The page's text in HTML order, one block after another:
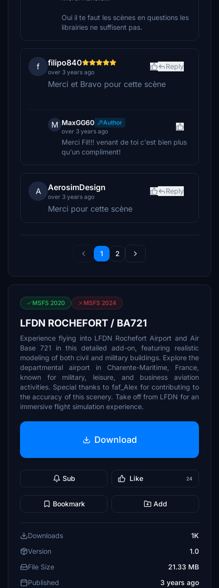
Oui il te faut les scènes en questions les
librairies ne suffisent pas.
f filipo840
over 3 years ago
Reply
Merci et Bravo pour cette scène
M MaxGG60
Author
over 3 years ago
Merci Fil!!! venant de toi c'est bien plus
qu'un compliment!
A AerosimDesign
over 3 years ago
Reply
Merci pour cette scène
1 2
MSFS 2020 MSFS 2024
LFDN ROCHEFORT / BA721
Experience flying into LFDN Rochefort Airport and Air
Base 721 in this detailed add-on, featuring realistic
modeling of both civil and military buildings. Explore the
departmental airport in Charente-Maritime, France,
known for military, leisure, and business aviation
activities. Special thanks to faf_Alex for contributing to
the accuracy of this scenery. Take off from LFDN for an
immersive flight simulation experience.
Download
Sub Like 24
Bookmark Add
Downloads
1K
Version
1.0
File Size
21.33 MB
Published
3 years ago